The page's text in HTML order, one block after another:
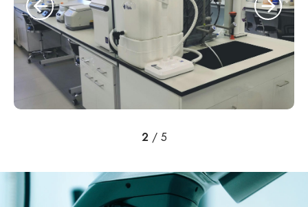
2 / 5